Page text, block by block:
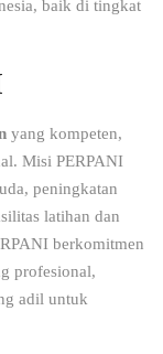
baik di tingkat
yang kompeten,
Misi PERPANI
peningkatan
latihan dan
berkomitmen
profesional,
adil untuk